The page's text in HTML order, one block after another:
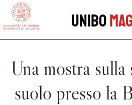
vai al contenuto della pagina
Unibo
Una mostra
suolo presso la